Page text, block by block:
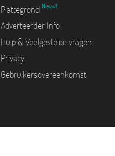
Plattegrond Nieuw!
Adverteerder Info
Hulp & Veelgestelde vragen
Privacy
Gebruikersovereenkomst